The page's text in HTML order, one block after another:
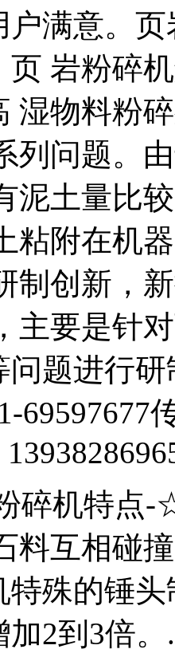
户满意。
页 岩粉碎
湿物料粉
列问题。
泥土量比
粘附在机
制创新，
主要是针
问题进行
69597677
机特点-
料互相碰
特殊的锤
加2到3倍